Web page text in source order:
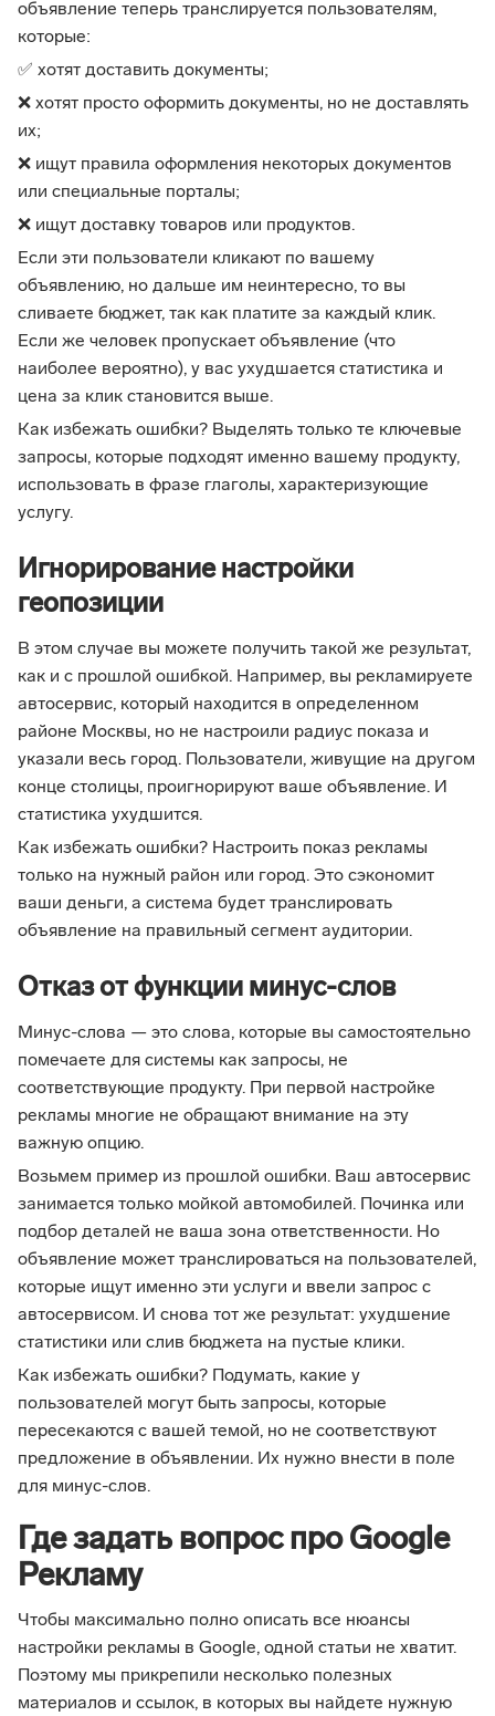
объявление теперь транслируется пользователям,
которые:
✅ хотят доставить документы;
❌ хотят просто оформить документы, но не доставлять
их;
❌ ищут правила оформления некоторых документов
или специальные порталы;
❌ ищут доставку товаров или продуктов.
Если эти пользователи кликают по вашему
объявлению, но дальше им неинтересно, то вы
сливаете бюджет, так как платите за каждый клик.
Если же человек пропускает объявление (что
наиболее вероятно), у вас ухудшается статистика и
цена за клик становится выше.
Как избежать ошибки? Выделять только те ключевые
запросы, которые подходят именно вашему продукту,
использовать в фразе глаголы, характеризующие
услугу.
Игнорирование настройки
геопозиции
В этом случае вы можете получить такой же результат,
как и с прошлой ошибкой. Например, вы рекламируете
автосервис, который находится в определенном
районе Москвы, но не настроили радиус показа и
указали весь город. Пользователи, живущие на другом
конце столицы, проигнорируют ваше объявление. И
статистика ухудшится.
Как избежать ошибки? Настроить показ рекламы
только на нужный район или город. Это сэкономит
ваши деньги, а система будет транслировать
объявление на правильный сегмент аудитории.
Отказ от функции минус-слов
Минус-слова — это слова, которые вы самостоятельно
помечаете для системы как запросы, не
соответствующие продукту. При первой настройке
рекламы многие не обращают внимание на эту
важную опцию.
Возьмем пример из прошлой ошибки. Ваш автосервис
занимается только мойкой автомобилей. Починка или
подбор деталей не ваша зона ответственности. Но
объявление может транслироваться на пользователей,
которые ищут именно эти услуги и ввели запрос с
автосервисом. И снова тот же результат: ухудшение
статистики или слив бюджета на пустые клики.
Как избежать ошибки? Подумать, какие у
пользователей могут быть запросы, которые
пересекаются с вашей темой, но не соответствуют
предложение в объявлении. Их нужно внести в поле
для минус-слов.
Где задать вопрос про Google
Рекламу
Чтобы максимально полно описать все нюансы
настройки рекламы в Google, одной статьи не хватит.
Поэтому мы прикрепили несколько полезных
материалов и ссылок, в которых вы найдете нужную